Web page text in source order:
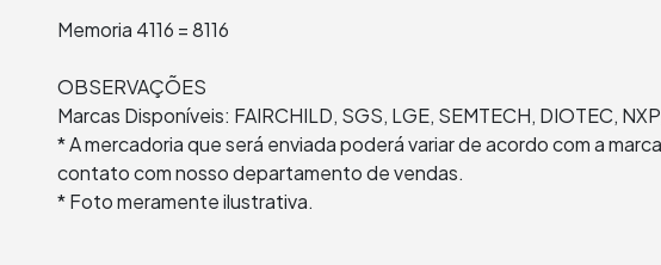
Memoria 4116 = 8116
OBSERVAÇÕES
Marcas Disponíveis: FAIRCHILD, SGS, LGE, SEMTECH, DIOTEC,
* A mercadoria que será enviada poderá variar de acordo com a
contato com nosso departamento de vendas.
* Foto meramente ilustrativa.